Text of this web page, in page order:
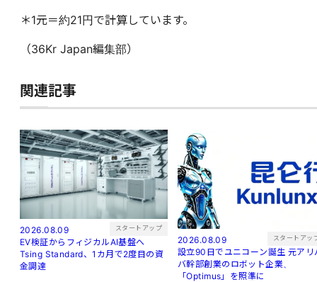
＊1元＝約21円で計算しています。
（36Kr Japan編集部）
関連記事
2026.08.09 スタートアップ
EV検証からフィジカルAI基盤へ
Tsing Standard、1カ月で2度目の資
金調達
2026.08.09 スタートアッ
設立90日でユニコーン誕生 元アリバ
バ幹部創業のロボット企業、
「Optimus」を照準に